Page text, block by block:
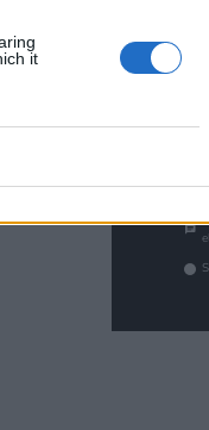
it